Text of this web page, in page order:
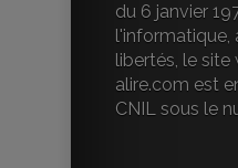
du 6 janvier
l'informatique,
libertés, le site
alire.com est
CNIL sous le